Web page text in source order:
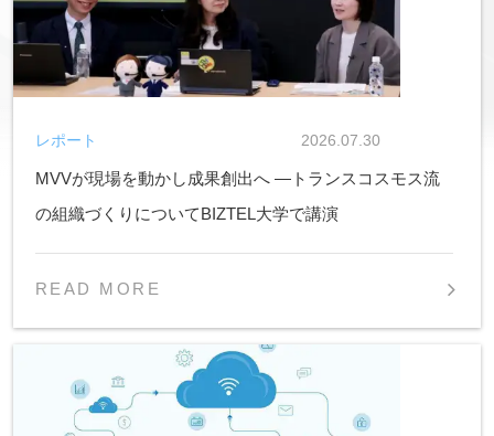
MVVが現場を動かし成果創出へ ―トランスコスモス流
の組織づくりについてBIZTEL大学で講演
2026.07.30
レポート
READ MORE